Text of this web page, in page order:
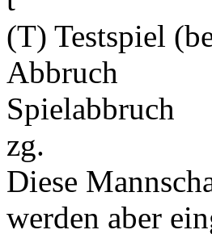
(T) Testspiel
Abbruch
Spielabbruch
zg.
Diese
werden aber